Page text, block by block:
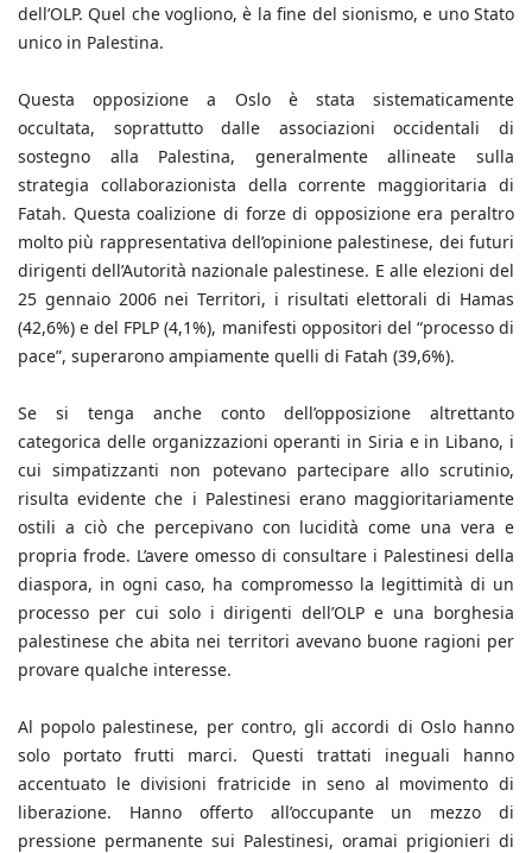
dell’OLP. Quel che vogliono, è la fine del sionismo, e uno Stato
unico in Palestina.
Questa opposizione a Oslo è stata sistematicamente
occultata, soprattutto dalle associazioni occidentali di
sostegno alla Palestina, generalmente allineate sulla
strategia collaborazionista della corrente maggioritaria di
Fatah. Questa coalizione di forze di opposizione era peraltro
molto più rappresentativa dell’opinione palestinese, dei futuri
dirigenti dell’Autorità nazionale palestinese. E alle elezioni del
25 gennaio 2006 nei Territori, i risultati elettorali di Hamas
(42,6%) e del FPLP (4,1%), manifesti oppositori del “processo di
pace”, superarono ampiamente quelli di Fatah (39,6%).
Se si tenga anche conto dell’opposizione altrettanto
categorica delle organizzazioni operanti in Siria e in Libano, i
cui simpatizzanti non potevano partecipare allo scrutinio,
risulta evidente che i Palestinesi erano maggioritariamente
ostili a ciò che percepivano con lucidità come una vera e
propria frode. L’avere omesso di consultare i Palestinesi della
diaspora, in ogni caso, ha compromesso la legittimità di un
processo per cui solo i dirigenti dell’OLP e una borghesia
palestinese che abita nei territori avevano buone ragioni per
provare qualche interesse.
Al popolo palestinese, per contro, gli accordi di Oslo hanno
solo portato frutti marci. Questi trattati ineguali hanno
accentuato le divisioni fratricide in seno al movimento di
liberazione. Hanno offerto all’occupante un mezzo di
pressione permanente sui Palestinesi, oramai prigionieri di